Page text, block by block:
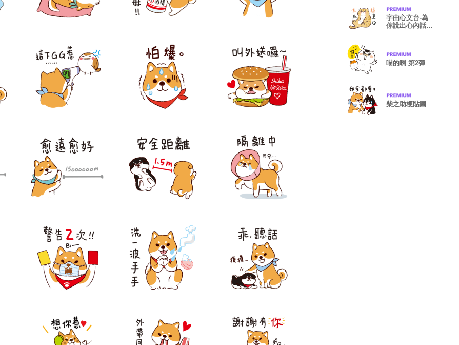
字由心文台-為
你說出心內話
喵的咧 第2彈
柴之助梗貼圖